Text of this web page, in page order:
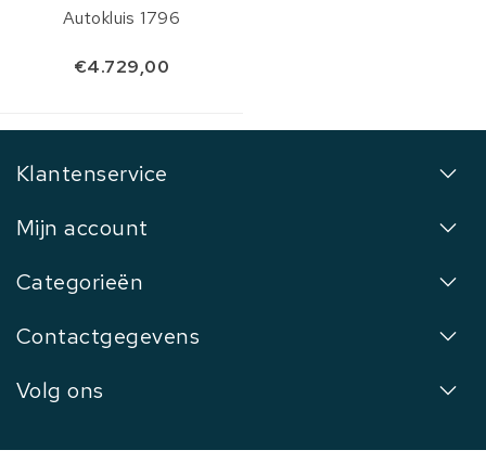
Autokluis 1796
€4.729,00
Klantenservice
Mijn account
Categorieën
Contactgegevens
Volg ons